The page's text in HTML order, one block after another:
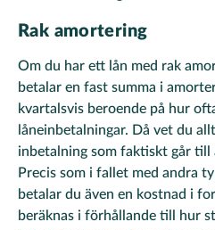
Rak amortering
Om du har ett lån med rak
betalar en fast summa i
kvartalsvis beroende på hur
låneinbetalningar. Då vet du
inbetalning som faktiskt går till
Precis som i fallet med andra
betalar du även en kostnad i
beräknas i förhållande till hur